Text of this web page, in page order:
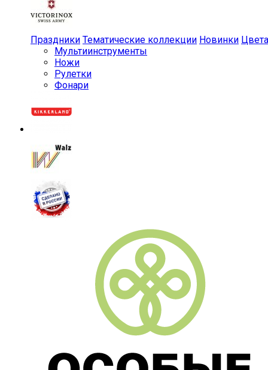
Праздники Тематические коллекции Новинки Цвета
Мульти­инструменты
Ножи
Рулетки
Фонари